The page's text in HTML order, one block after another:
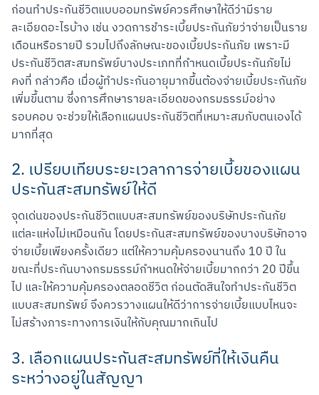
Scan to Download
ก่อนทำประกันชีวิตแบบออมทรัพย์ควรศึกษาให้ดีว่ามีราย
ละเอียดอะไรบ้าง เช่น งวดการชำระเบี้ยประกันภัยว่าจ่ายเป็นราย
เดือนหรือรายปี รวมไปถึงลักษณะของเบี้ยประกันภัย เพราะมี
ประกันชีวิตสะสมทรัพย์บางประเภทที่กำหนดเบี้ยประกันภัยไม่
คงที่ กล่าวคือ เมื่อผู้ทำประกันอายุมากขึ้นต้องจ่ายเบี้ยประกันภัย
เพิ่มขึ้นตาม ซึ่งการศึกษารายละเอียดของกรมธรรม์อย่าง
รอบคอบ จะช่วยให้เลือกแผนประกันชีวิตที่เหมาะสมกับตนเองได้
มากที่สุด
2. เปรียบเทียบระยะเวลาการจ่ายเบี้ยของแผน
ประกันสะสมทรัพย์ให้ดี
จุดเด่นของประกันชีวิตแบบสะสมทรัพย์ของบริษัทประกันภัย
แต่ละแห่งไม่เหมือนกัน โดยประกันสะสมทรัพย์ของบางบริษัทอาจ
จ่ายเบี้ยเพียงครั้งเดียว แต่ให้ความคุ้มครองนานถึง 10 ปี ใน
ขณะที่ประกันบางกรมธรรม์กำหนดให้จ่ายเบี้ยมากกว่า 20 ปีขึ้น
ไป และให้ความคุ้มครองตลอดชีวิต ก่อนตัดสินใจทำประกันชีวิต
แบบสะสมทรัพย์ จึงควรวางแผนให้ดีว่าการจ่ายเบี้ยแบบไหนจะ
ไม่สร้างภาระทางการเงินให้กับคุณมากเกินไป
3. เลือกแผนประกันสะสมทรัพย์ที่ให้เงินคืน
ระหว่างอยู่ในสัญญา